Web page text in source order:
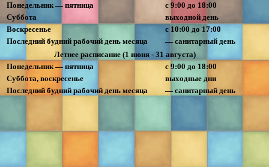
Понедельник — пятница
с 9:00 до 18:00
Суббота
выходной день
Воскресенье
с 10:00 до 17:00
Последний будний рабочий день месяца
— санитарный день
Летнее расписание (1 июня - 31 августа)
Понедельник — пятница
с 9:00 до 18:00
Суббота, воскресенье
выходные дни
Последний будний рабочий день месяца
— санитарный день